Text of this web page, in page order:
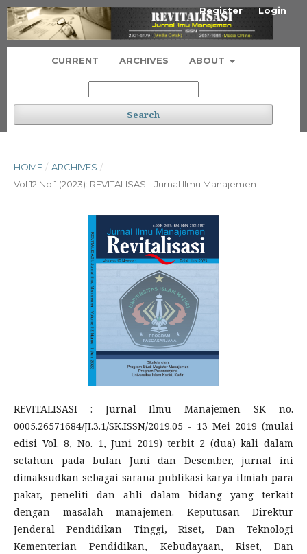
CURRENT ARCHIVES ABOUT
Search
Register Login
HOME / ARCHIVES /
Vol 12 No 1 (2023): REVITALISASI : Jurnal Ilmu Manajemen
REVITALISASI : Jurnal Ilmu Manajemen SK no.
0005.26571684/JI.3.1/SK.ISSN/2019.05 - 13 Mei 2019 (mulai
edisi Vol. 8, No. 1, Juni 2019) terbit 2 (dua) kali dalam
setahun pada bulan Juni dan Desember, jurnal ini
dimaksudkan sebagai sarana publikasi karya ilmiah para
pakar, peneliti dan ahli dalam bidang yang terkait
dengan masalah manajemen. Keputusan Direktur
Jenderal Pendidikan Tinggi, Riset, Dan Teknologi
Kementerian Pendidikan, Kebudayaan, Riset, Dan